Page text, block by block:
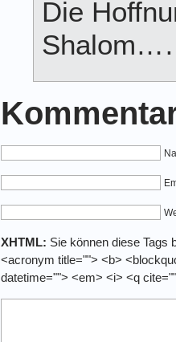
Die
XHTML: Sie können diese Tags
<acronym title=""> <b>
datetime=""> <em> <i> <q